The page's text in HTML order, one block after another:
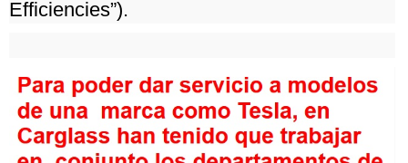
Efficiencies”).